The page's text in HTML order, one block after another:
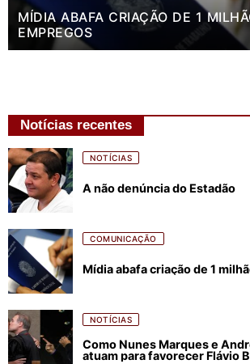
MÍDIA ABAFA CRIAÇÃO DE 1
EMPREGOS
Notícias recentes
NOTÍCIAS
A não denúncia do Estadão
COMUNICAÇÃO
Mídia abafa criação de 1
NOTÍCIAS
Como Nunes Marques e
atuam para favorecer Flávio